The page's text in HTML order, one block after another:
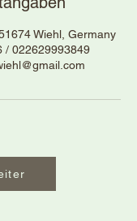
Wiehl, Germany
/ 022629993849